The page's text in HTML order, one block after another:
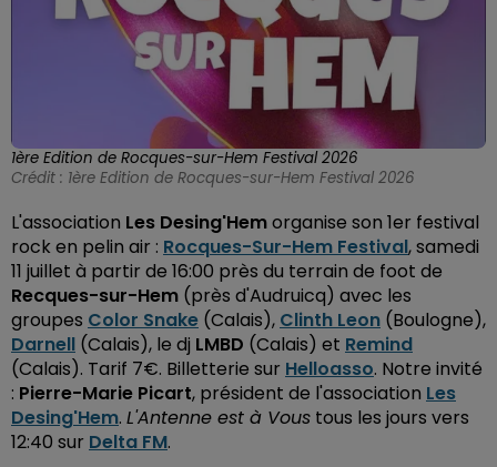
1ère Edition de Rocques-sur-Hem Festival 2026
Crédit : 1ère Edition de Rocques-sur-Hem Festival 2026
L'association Les Desing'Hemorganise son 1er festival
rock en pelin air : Rocques-Sur-Hem Festival, samedi
11 juillet à partir de 16:00 près du terrain de foot de
Recques-sur-Hem (près d'Audruicq) avec les
groupes Color Snake (Calais), Clinth Leon (Boulogne),
Darnell (Calais), le dj LMBD (Calais) et Remind
(Calais). Tarif 7€. Billetterie sur Helloasso. Notre invité
: Pierre-Marie Picart, président de l'association Les
Desing'Hem. L'Antenne est à Vous tous les jours vers
12:40 sur Delta FM.